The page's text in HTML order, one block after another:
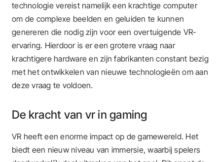
technologie vereist namelijk een krachtige computer
om de complexe beelden en geluiden te kunnen
genereren die nodig zijn voor een overtuigende VR-
ervaring. Hierdoor is er een grotere vraag naar
krachtigere hardware en zijn fabrikanten constant bezig
met het ontwikkelen van nieuwe technologieën om aan
deze vraag te voldoen.
De kracht van vr in gaming
VR heeft een enorme impact op de gamewereld. Het
biedt een nieuw niveau van immersie, waarbij spelers